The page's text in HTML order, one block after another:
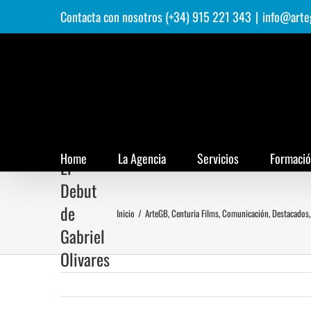
al
Contacta con nosotros (+34) 915 221 343 |
Home La Agencia Servicios
El
Debut
de
Gabriel
Olivares
Inicio / ArteGB,Centuria Films,Comunicación,Destacados,